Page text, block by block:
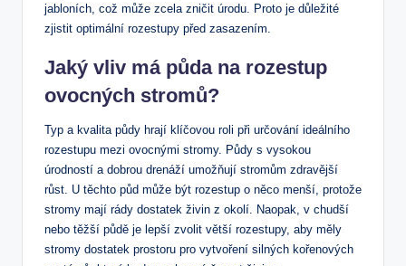
jabloních, což může zcela zničit úrodu. Proto je důležité
zjistit optimální rozestupy před zasazením.
Jaký vliv má půda na rozestup
ovocných stromů?
Typ a kvalita půdy hrají klíčovou roli při určování ideálního
rozestupu mezi ovocnými stromy. Půdy s vysokou
úrodností a dobrou drenáží umožňují stromům zdravější
růst. U těchto půd může být rozestup o něco menší, protože
stromy mají rády dostatek živin z okolí. Naopak, v chudší
nebo těžší půdě je lepší zvolit větší rozestupy, aby měly
stromy dostatek prostoru pro vytvoření silných kořenových